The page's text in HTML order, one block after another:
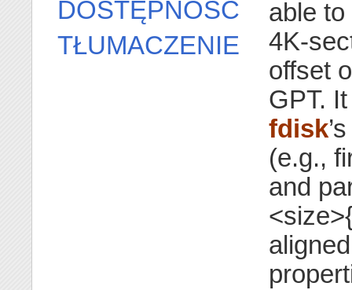
able
4K-
offset
GPT.
fdisk
(e.g.,
and
DOSTĘPNOŚĆ
TŁUMACZENIE